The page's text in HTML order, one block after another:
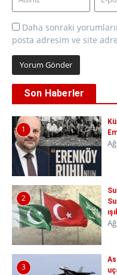
Daha sonraki
posta adresim ve site
Son Haberler
1
2
3